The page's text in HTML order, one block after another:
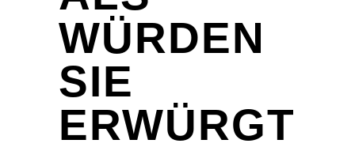
WÜRDEN
SIE
ERWÜRGT